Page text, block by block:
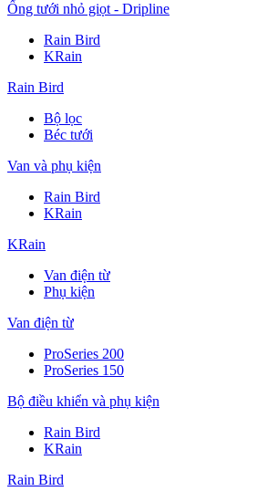
Ống tưới nhỏ giọt - Dripline
Rain Bird
KRain
Rain Bird
Bộ lọc
Béc tưới
Van và phụ kiện
Rain Bird
KRain
KRain
Van điện từ
Phụ kiện
Van điện từ
ProSeries 200
ProSeries 150
Bộ điều khiển và phụ kiện
Rain Bird
KRain
Rain Bird